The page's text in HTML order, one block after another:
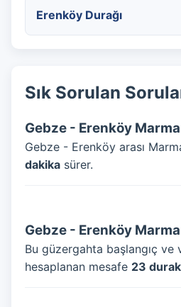
Erenköy Durağı
Sık Sorulan
Gebze - Erenköy
Gebze - Erenköy arası
dakika sürer.
Gebze - Erenköy
Bu güzergahta başlangıç ve
hesaplanan mesafe 23